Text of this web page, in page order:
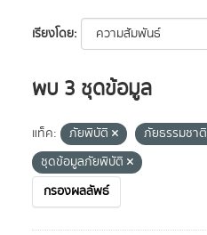
เรียงโดย
พบ 3 ชุดข้อมูล
แท็ค: ภัยพิบัติ ภัยธรรมชาติ
ชุดข้อมูลภัยพิบัติ
กรองผลลัพธ์